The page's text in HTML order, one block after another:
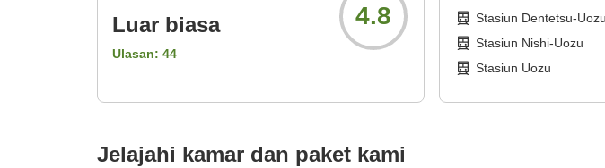
Luar biasa
Ulasan: 44
4.8 Stasiun Dentetsu-Uozu
Stasiun Nishi-Uozu
Stasiun Uozu
Jelajahi kamar dan paket kami